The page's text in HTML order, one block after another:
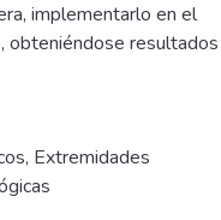
implementarlo en el
obteniéndose resultados
, Extremidades